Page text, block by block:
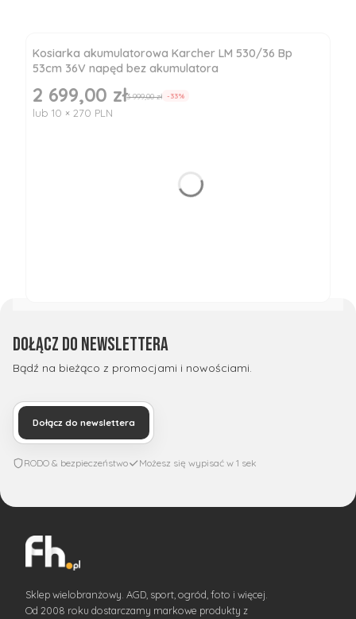
Kosiarka akumulatorowa Karcher LM 530/36 Bp
53cm 36V napęd bez akumulatora
Cena promocyjna
2 699,00 zł3 999,00 zł -33%
lub 10 × 270 PLN
Dołącz do newslettera
Bądź na bieżąco z promocjami i nowościami.
Dołącz do newslettera
RODO & bezpieczeństwo Możesz się wypisać w 1 sek
Sklep wielobranżowy. AGD, sport, ogród, foto i więcej.
Od 2008 roku dostarczamy markowe produkty z